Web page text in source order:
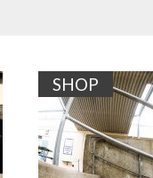
SHOP